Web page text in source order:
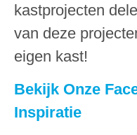
kastprojecten
van deze
eigen kast!
Bekijk Onze
Inspiratie